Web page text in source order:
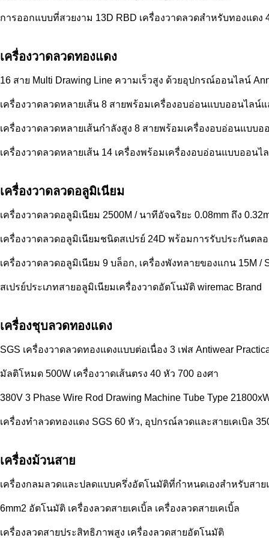
การออกแบบที่สวยงาม 13D RBD เครื่องวาดลวดสำหรับทองแดง
เครื่องวาดลวดทองแดง
16 สาย Multi Drawing Line ความเร็วสูง ด้วยอุปกรณ์ออนไลน์
เครื่องวาดลวดหลายเส้น 8 สายพร้อมเครื่องอบอ่อนแบบออนไลน์แ
เครื่องวาดลวดหลายเส้นกำลังสูง 8 สายพร้อมเครื่องอบอ่อนแบบอ
เครื่องวาดลวดหลายเส้น 14 เครื่องพร้อมเครื่องอบอ่อนแบบออน
เครื่องวาดลวดอลูมิเนียม
เครื่องวาดลวดอลูมิเนียม 2500M / นาทีอัจฉริยะ 0.08mm ถึง
เครื่องวาดลวดอลูมิเนียมชนิดสเปรย์ 24D พร้อมการรับประกันตล
เครื่องวาดลวดอลูมิเนียม 9 บล็อก, เครื่องพังทลายของแกน 15M /
สเปรย์ประเภทสายอลูมิเนียมเครื่องวาดอัตโนมัติ wiremac Brand
เครื่องชุบลวดทองแดง
SGS เครื่องวาดลวดทองแดงแบบต่อเนื่อง 3 เฟส Antiwear
มัลติโหมด 500W เครื่องวาดเส้นตรง 40 หัว 700 องศา
380V 3 Phase Wire Rod Drawing Machine Tube Type
เครื่องทำลวดทองแดง SGS 60 หัว, อุปกรณ์ลวดและสายเคเบิล
เครื่องม้วนสาย
เครื่องกลมลวดและปลดแบบครึ่งอัตโนมัติที่กําหนดเองสําหรับสาย
6mm2 อัตโนมัติ เครื่องลวดสายเคเบิ้ล เครื่องลวดสายเคเบิ้ล
เครื่องลวดสายประสิทธิภาพสูง เครื่องลวดสายอัตโนมัติ